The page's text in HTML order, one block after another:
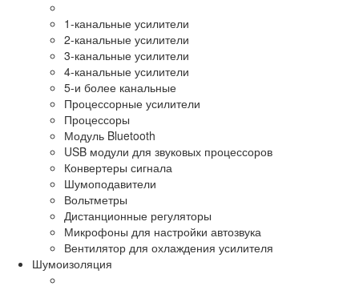
1-канальные усилители
2-канальные усилители
3-канальные усилители
4-канальные усилители
5-и более канальные
Процессорные усилители
Процессоры
Модуль Bluetooth
USB модули для звуковых процессоров
Конвертеры сигнала
Шумоподавители
Вольтметры
Дистанционные регуляторы
Микрофоны для настройки автозвука
Вентилятор для охлаждения усилителя
Шумоизоляция